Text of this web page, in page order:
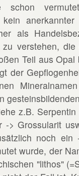
schon
kein anerkannter
als
zu verstehen,
Teil aus Opal
der
z.B. Serpentin
-> Grossularit
noch ein
wurde, der
"lithos"